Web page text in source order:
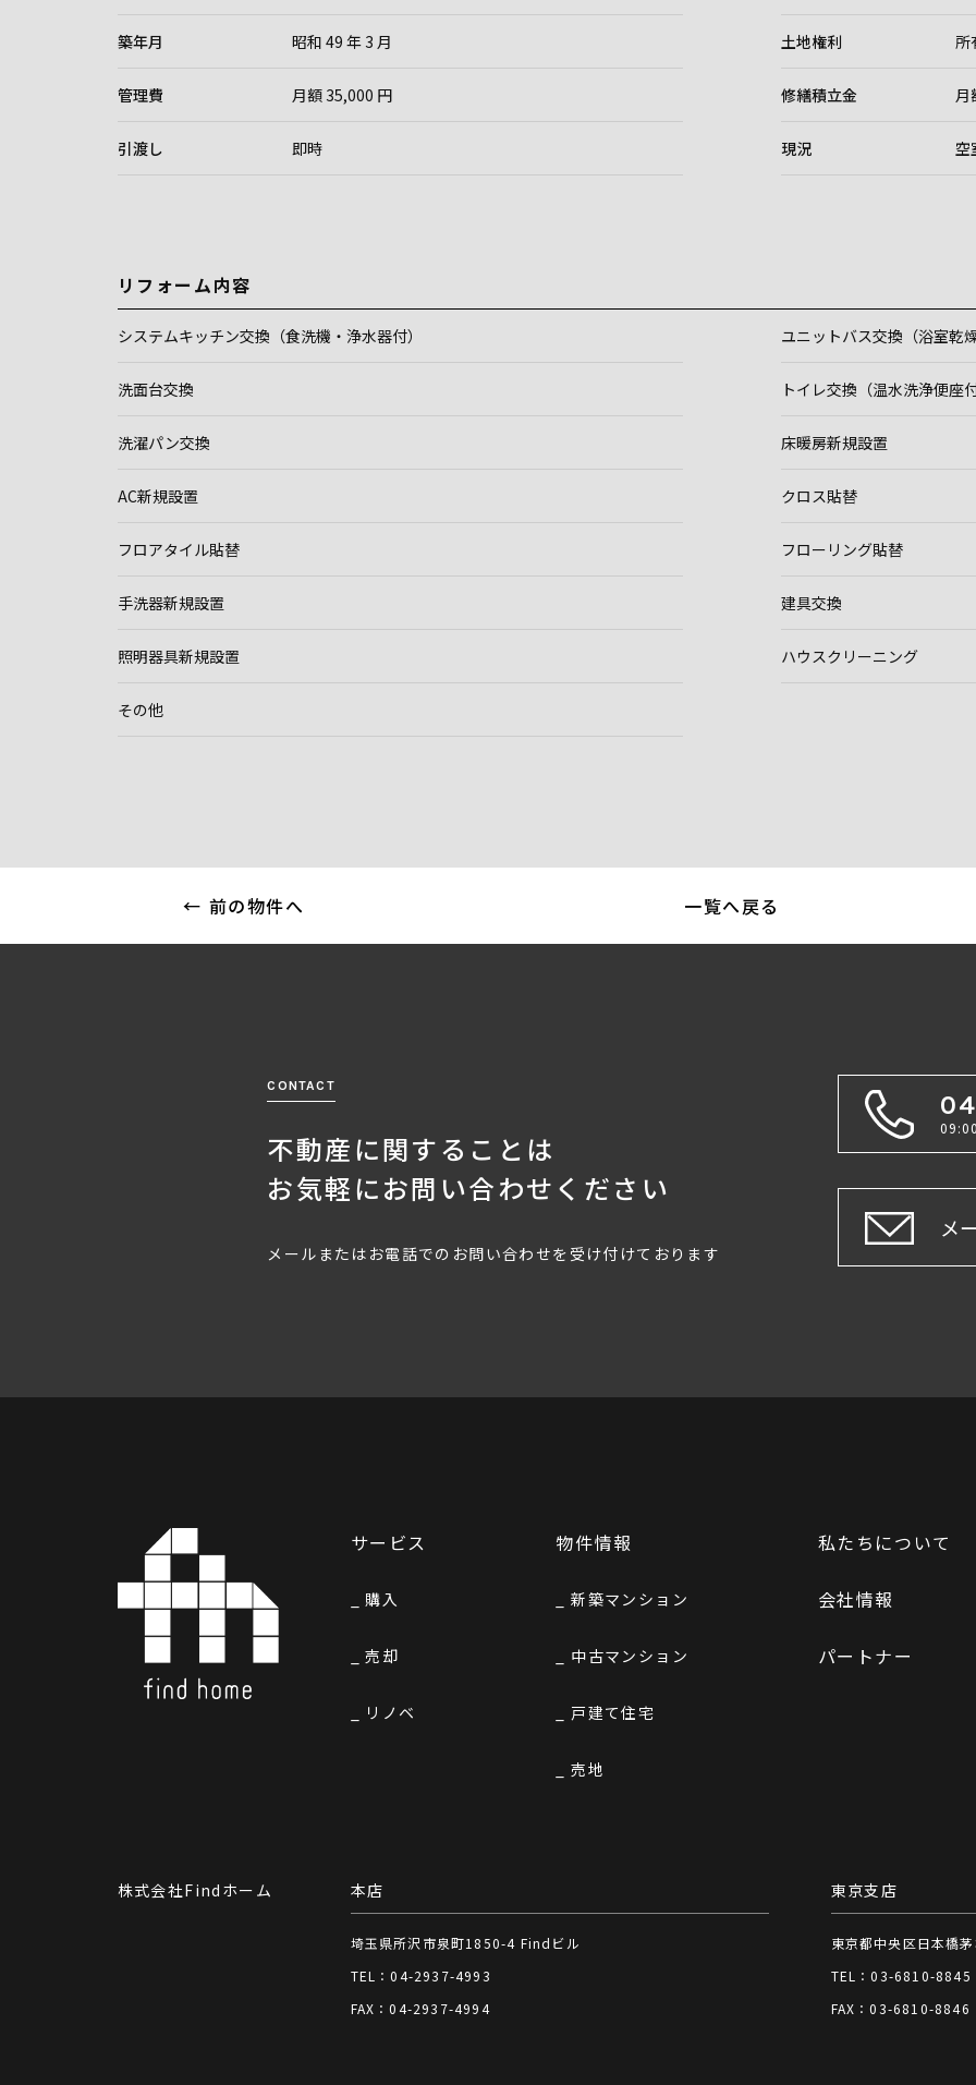
築年月 昭和 49 年 3 月 土地権利 所
管理費 月額 35,000 円 修繕積立金 月
引渡し 即時 現況 空
リフォーム内容
システムキッチン交換（食洗機・浄水器付） ユニットバス交換（浴室乾
洗面台交換 トイレ交換（温水洗浄便座付
洗濯パン交換 床暖房新規設置
AC新規設置 クロス貼替
フロアタイル貼替 フローリング貼替
手洗器新規設置 建具交換
照明器具新規設置 ハウスクリーニング
その他
← 前の物件へ 一覧へ戻る
CONTACT
不動産に関することは
お気軽にお問い合わせください
メールまたはお電話での お問い合わせを受け付けております
メ
サービス
購入
売却
リノベ
物件情報
新築マンション
中古マンション
戸建て住宅
売地
私たちについて
会社情報
パートナー
株式会社Findホーム 本店
埼玉県所沢市泉町1850-4 Findビル
TEL：04-2937-4993
FAX：04-2937-4994
東京支店
東京都中央区日本橋
TEL：03-6810-8845
FAX：03-6810-8846